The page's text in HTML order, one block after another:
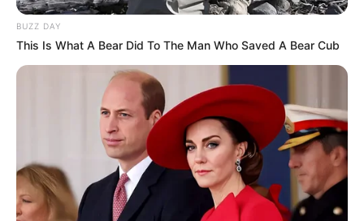
Tous les Pronostics Spot du jour!
Une quarantaine de
pronostics de la meilleure presse du
PMU à consulter ici!
Synthèse incontournable du Quinté du jour
en 5 chevaux proposée par Logic-Prono
BUZZ DAY
This Is What A Bear Did To The Man Who Saved A Bear Cub